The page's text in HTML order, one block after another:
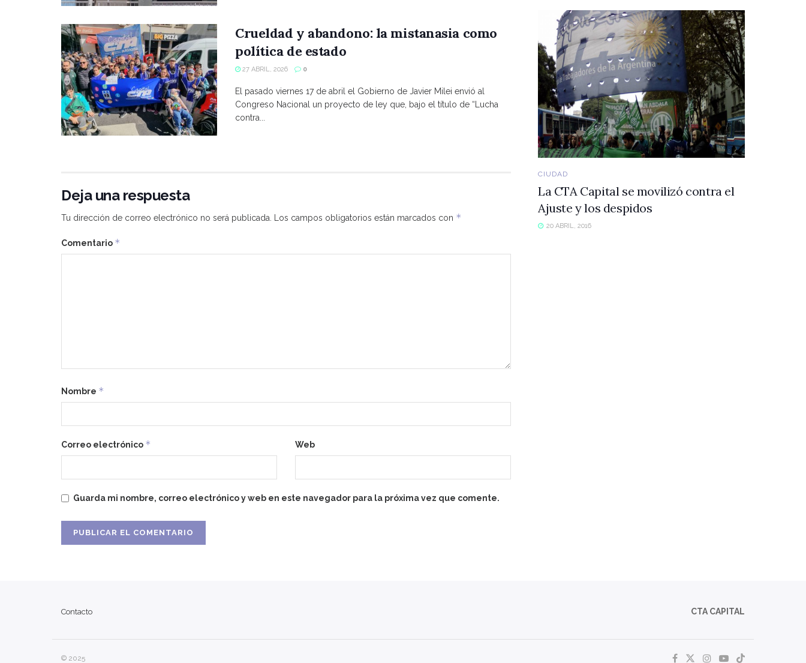
Crueldad y abandono: la mistanasia como
política de estado
27 ABRIL, 2026 0
El pasado viernes 17 de abril el Gobierno de Javier Milei envió al
Congreso Nacional un proyecto de ley que, bajo el título de “Lucha
contra...
Deja una respuesta
Tu dirección de correo electrónico no será publicada. Los campos obligatorios están marcados con *
Comentario *
Nombre *
Correo electrónico * Web
Guarda mi nombre, correo electrónico y web en este navegador para la próxima vez que comente.
CIUDAD
La CTA Capital se movilizó contra el
Ajuste y los despidos
20 ABRIL, 2016
Contacto CTA CAPITAL
© 2025